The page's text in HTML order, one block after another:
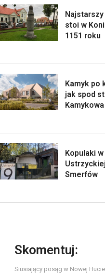
stoi w
1151 roku
Kamyk po
jak spod
Kamykowa
Kopulaki
Smerfów
Skomentuj:
Siusiający posąg w Nowej